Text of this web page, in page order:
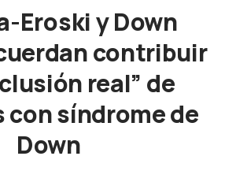
Eroski y Down
contribuir
real” de
con síndrome de
Down